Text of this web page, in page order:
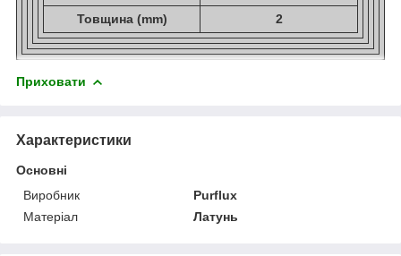
Товщина (mm)
2
Приховати
Характеристики
Основні
Виробник
Purflux
Матеріал
Латунь